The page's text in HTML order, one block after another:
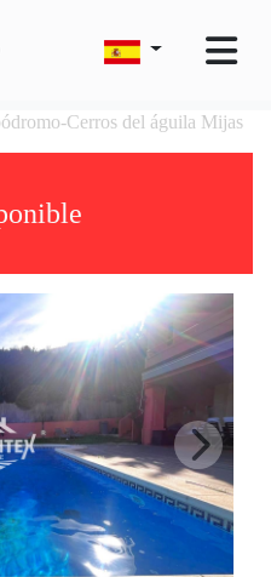
Cerros del águila Mijas